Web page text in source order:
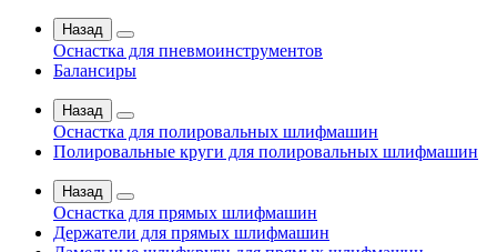
Назад
Оснастка для пневмоинструментов
Балансиры
Назад
Оснастка для полировальных шлифмашин
Полировальные круги для полировальных шлифмашин
Назад
Оснастка для прямых шлифмашин
Держатели для прямых шлифмашин